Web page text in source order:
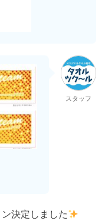
スタッフ
決定しました